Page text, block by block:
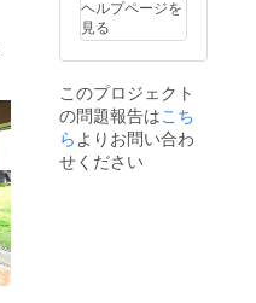
ヘルプページを
見る
このプロジェクト
の問題報告はこち
ら よりお問い合わ
せください